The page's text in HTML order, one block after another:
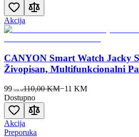
Akcija
CANYON Smart Watch Jacky
Živopisan, Multifunkcionalni
99 50KM110,00 KM−11 KM
Dostupno
Akcija
Preporuka